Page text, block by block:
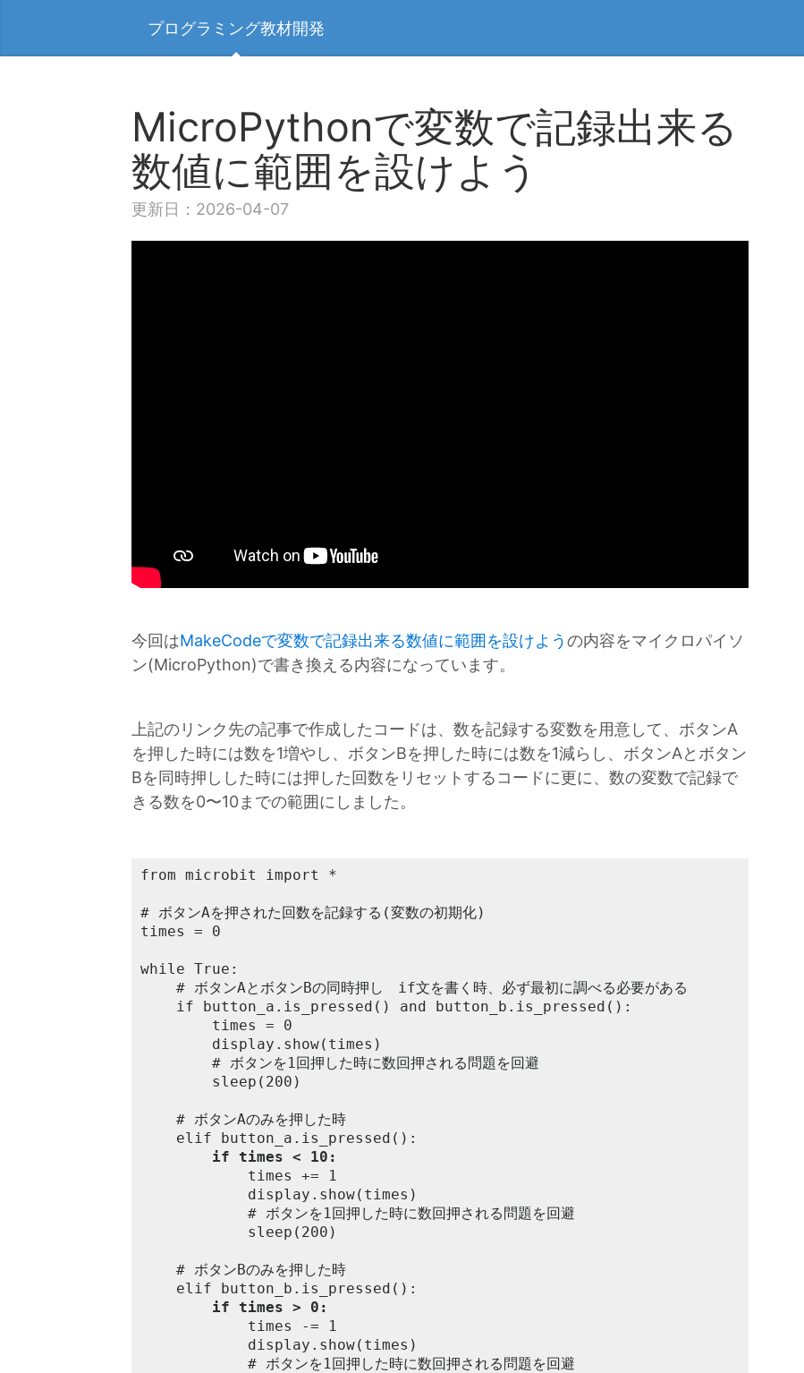
プログラミング教材開発
MicroPythonで変数で記録出来る
数値に範囲を設けよう
更新日：2026-04-07
今回はMakeCodeで変数で記録出来る数値に範囲を設けようの内容をマイクロパイソ
ン(MicroPython)で書き換える内容になっています。
上記のリンク先の記事で作成したコードは、数を記録する変数を用意して、ボタンA
を押した時には数を1増やし、ボタンBを押した時には数を1減らし、ボタンAとボタン
Bを同時押しした時には押した回数をリセットするコードに更に、数の変数で記録で
きる数を0〜10までの範囲にしました。
from microbit import *
# ボタンAを押された回数を記録する(変数の初期化)
times = 0
while True:
if times < 10:
if times > 0: